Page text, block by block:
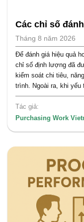
Các chỉ số
Tháng 8 năm 2026
Để đánh giá hiệu quả
chỉ số định lượng đã
kiểm soát chi tiêu,
trình. Ngoài ra, khi yếu
Tác giả:
Purchasing Work